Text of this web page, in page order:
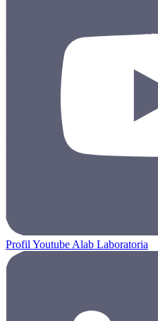
Profil Youtube Alab Laboratoria